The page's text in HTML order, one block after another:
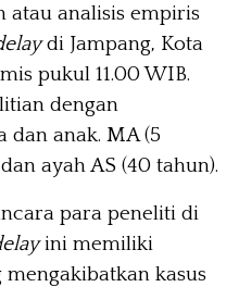
atau analisis empiris
di Jampang, Kota
pukul 11.00 WIB.
dengan
dan anak. MA (5
ayah AS (40 tahun).
para peneliti di
ini memiliki
kasus